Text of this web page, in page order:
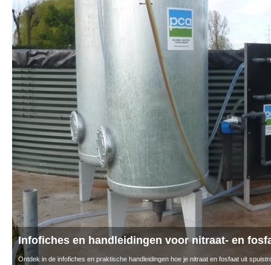
Beschermingsstroken langs waterlopen
In 2026 zijn de regels rond de beschermingsstroken langs waterlopen aangescherpt.